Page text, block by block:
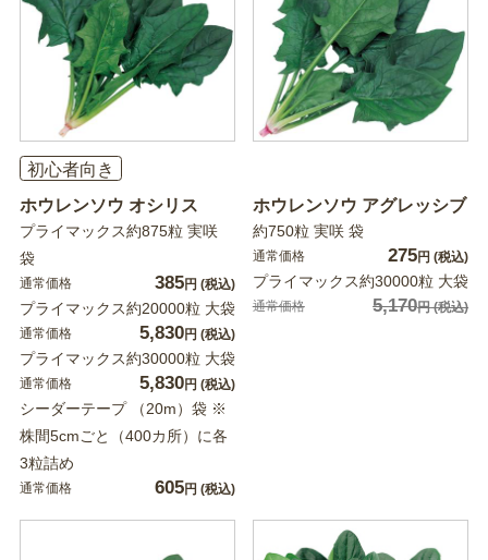
初心者向き
ホウレンソウ オシリス
プライマックス約875粒 実咲
袋
通常価格 385円 (税込)
プライマックス約20000粒 大袋
通常価格 5,830円 (税込)
プライマックス約30000粒 大袋
通常価格 5,830円 (税込)
シーダーテープ （20m）袋 ※
株間5cmごと（400カ所）に各
3粒詰め
通常価格 605円 (税込)
ホウレンソウ アグレッシブ
約750粒 実咲 袋
通常価格 275円 (税込)
プライマックス約30000粒 大袋
通常価格 5,170円(税込)